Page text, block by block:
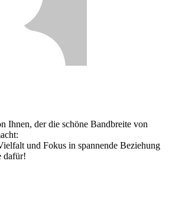
Ihnen, der die schöne Bandbreite von
und Fokus in spannende Beziehung
dafür!